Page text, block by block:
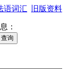
语词汇 旧版资料
：